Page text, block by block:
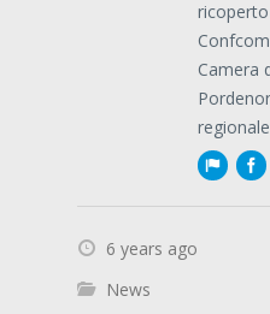
Camera
6 years ago
News